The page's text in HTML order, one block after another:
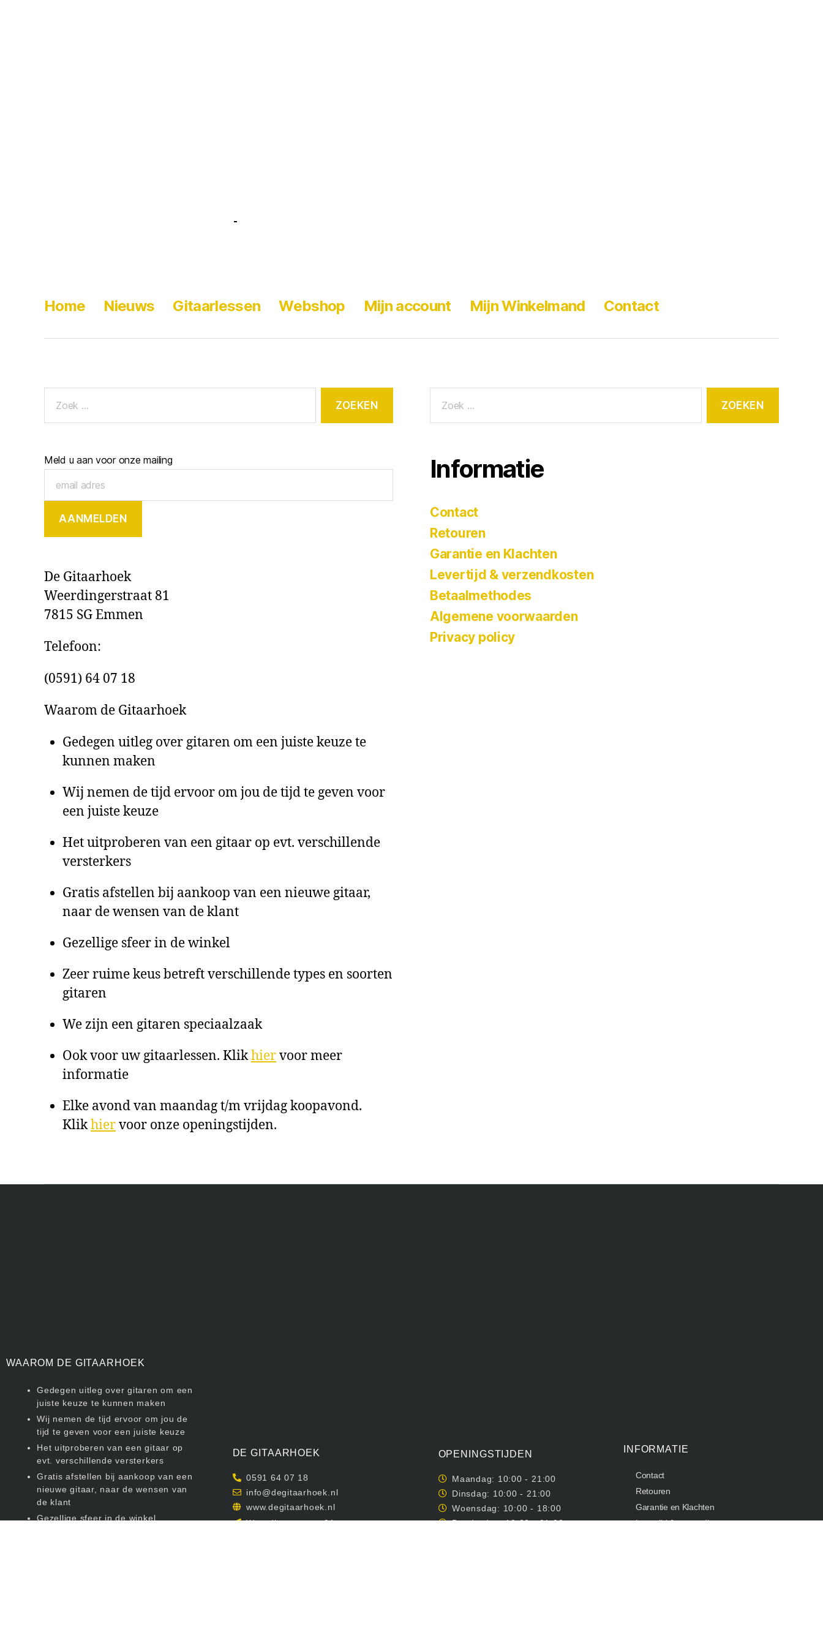
Home Nieuws Gitaarlessen Webshop Mijn account Mijn Winkelmand Contact
Meld u aan voor onze mailing
De Gitaarhoek
Weerdingerstraat 81
7815 SG Emmen
Telefoon:
(0591) 64 07 18
Waarom de Gitaarhoek
Gedegen uitleg over gitaren om een juiste keuze te
kunnen maken
Wij nemen de tijd ervoor om jou de tijd te geven voor
een juiste keuze
Het uitproberen van een gitaar op evt. verschillende
versterkers
Gratis afstellen bij aankoop van een nieuwe gitaar,
naar de wensen van de klant
Gezellige sfeer in de winkel
Zeer ruime keus betreft verschillende types en soorten
gitaren
We zijn een gitaren speciaalzaak
Ook voor uw gitaarlessen. Klikhiervoor meer
informatie
Elke avond van maandag t/m vrijdag koopavond.
Klikhiervoor onze openingstijden.
Informatie
Contact
Retouren
Garantie en Klachten
Levertijd & verzendkosten
Betaalmethodes
Algemene voorwaarden
Privacy policy
WAAROM DE GITAARHOEK
Gedegen uitleg over gitaren om een
juiste keuze te kunnen maken
Wij nemen de tijd ervoor om jou de
tijd te geven voor een juiste keuze
Het uitproberen van een gitaar op
evt. verschillende versterkers
Gratis afstellen bij aankoop van een
nieuwe gitaar, naar de wensen van
de klant
Gezellige sfeer in de winkel
DE GITAARHOEK
0591 64 07 18
info@degitaarhoek.nl
www.degitaarhoek.nl
Weerdingerstraat 81
OPENINGSTIJDEN
Maandag: 10:00 - 21:00
Dinsdag: 10:00 - 21:00
Woensdag: 10:00 - 18:00
Donderdag: 10:00 - 21:00
INFORMATIE
Contact
Retouren
Garantie en Klachten
Levertijd & verzendkosten